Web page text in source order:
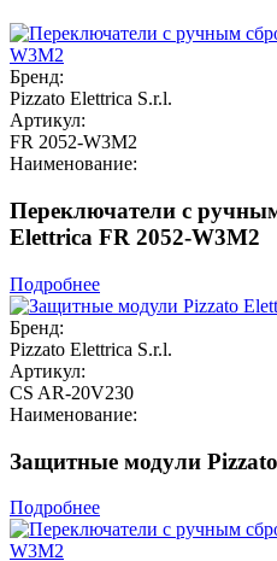
Бренд:
Pizzato Elettrica S.r.l.
Артикул:
FR 2052-W3M2
Наименование:
Переключатели с
Elettrica FR 2052-W3M2
Подробнее
Бренд:
Pizzato Elettrica S.r.l.
Артикул:
CS AR-20V230
Наименование:
Защитные модули
Подробнее